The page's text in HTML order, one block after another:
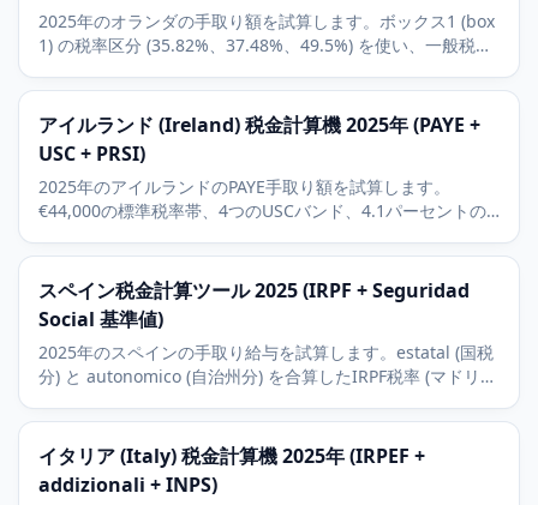
2025年のオランダの手取り額を試算します。ボックス1 (box
1) の税率区分 (35.82%、37.48%、49.5%) を使い、一般税額
アイルランド (Ireland) 税金計算機 2025年 (PAYE +
USC + PRSI)
2025年のアイルランドのPAYE手取り額を試算します。
€44,000の標準税率帯、4つのUSCバンド、4.1パーセントの
スペイン税金計算ツール 2025 (IRPF + Seguridad
Social 基準値)
2025年のスペインの手取り給与を試算します。estatal (国税
分) と autonomico (自治州分) を合算したIRPF税率 (マドリー
(社会保険) を使用します。
イタリア (Italy) 税金計算機 2025年 (IRPEF +
addizionali + INPS)